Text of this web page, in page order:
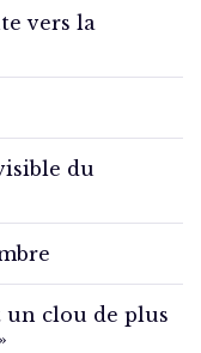
vers la
du
un clou de plus